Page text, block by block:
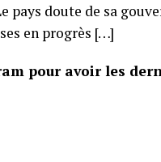
pays doute de sa
en progrès […]
pour avoir les